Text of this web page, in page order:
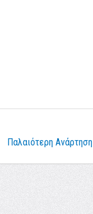
Παλαιότερη Ανάρτηση